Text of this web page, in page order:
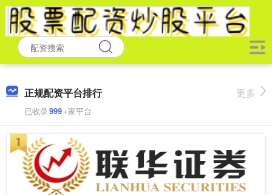
正规配资平台排行
已收录999+家平台
更多